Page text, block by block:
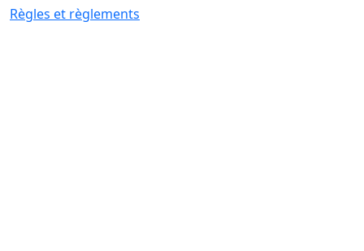
Règles et règlements